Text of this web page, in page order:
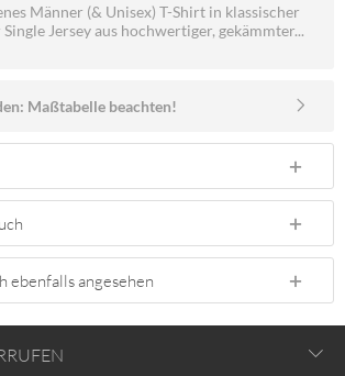
Männer (& Unisex) T-Shirt in klassischer
Jersey aus hochwertiger, gekämmter...
Maßtabelle beachten!
ebenfalls angesehen